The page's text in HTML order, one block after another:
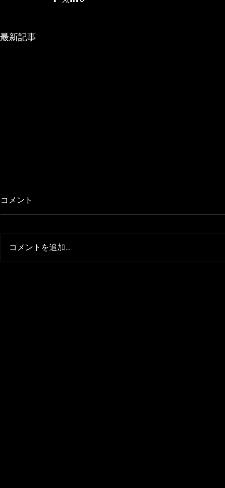
最新記事
Harley-Davidson
コメント
コメントを追加…